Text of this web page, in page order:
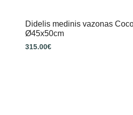
Didelis medinis vazonas
Ø45x50cm
315.00€